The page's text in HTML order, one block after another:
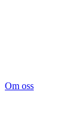
Om oss